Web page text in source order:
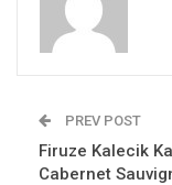
PREV POST
Firuze Kalecik
Cabernet